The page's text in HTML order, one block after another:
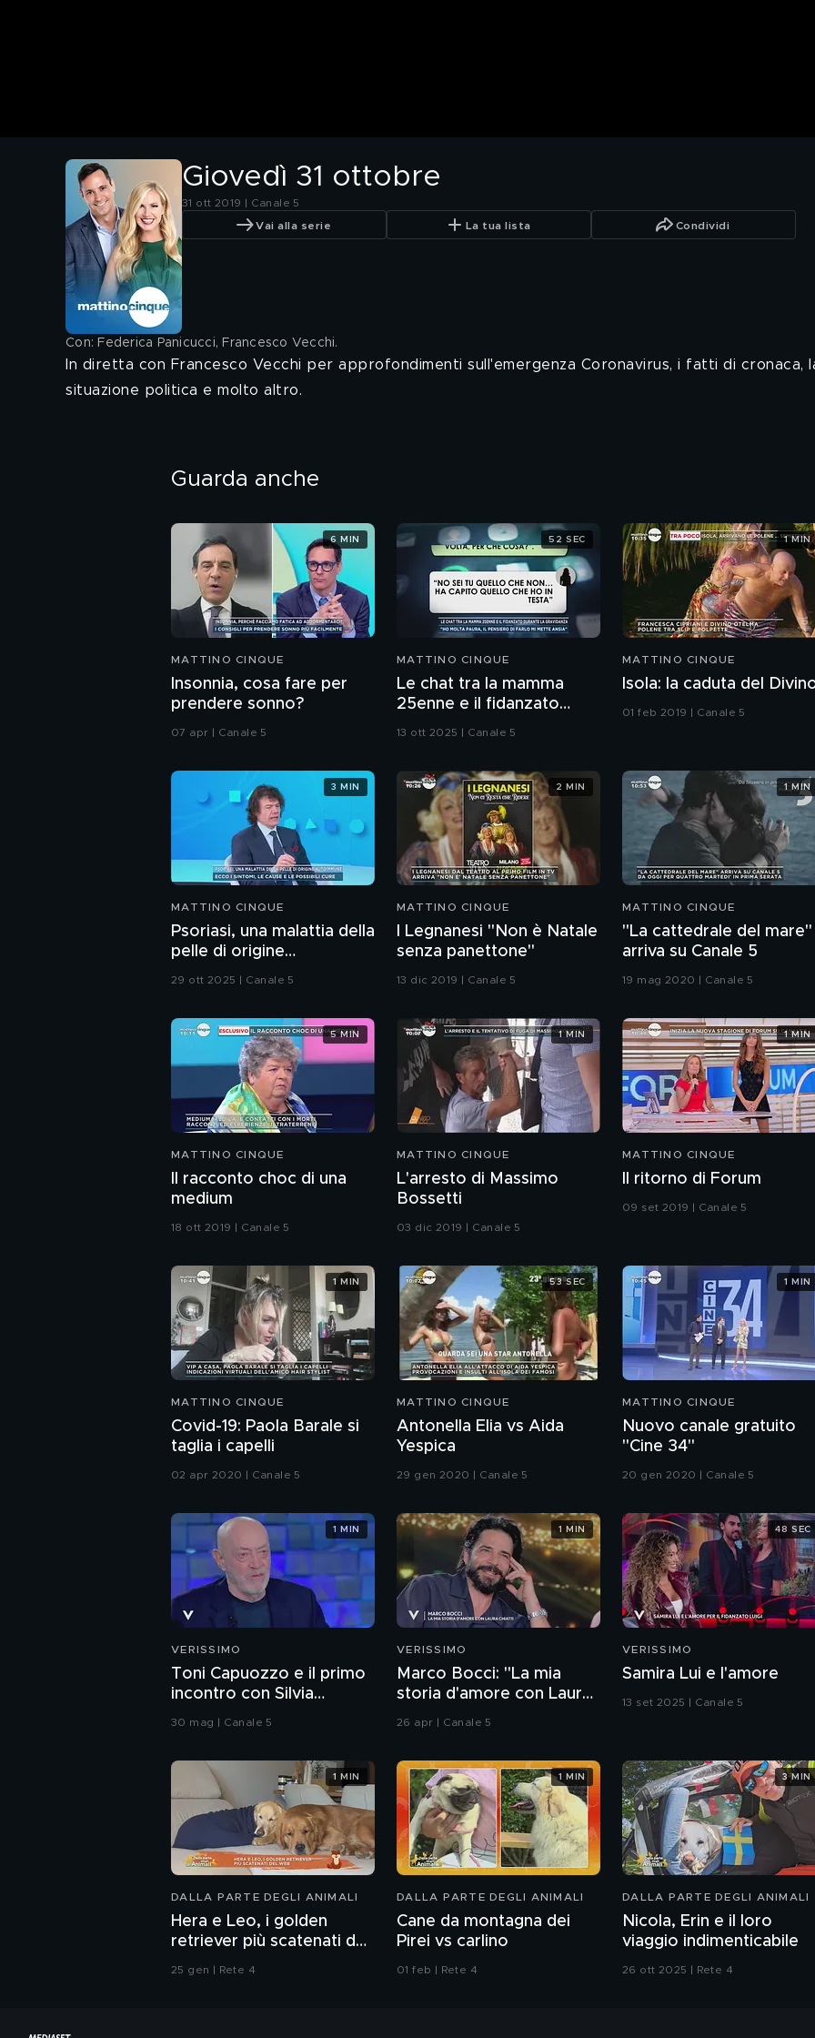
Giovedì 31 ottobre
31 ott 2019 | Canale 5
Vai alla serie La tua lista Condividi
Con: Federica Panicucci, Francesco Vecchi.
In diretta con Francesco Vecchi per approfondimenti sull'emergenza Coronavirus, i fatti di cronaca,
situazione politica e molto altro.
Guarda anche
MATTINO CINQUE
Insonnia, cosa fare per
prendere sonno?
07 apr | Canale 5
6 MIN
MATTINO CINQUE
Le chat tra la mamma
25enne e il fidanzato
durante la gravidanza
13 ott 2025 | Canale 5
52 SEC
MATTINO CINQUE
Isola: la caduta del
01 feb 2019 | Canale 5
1 MIN
MATTINO CINQUE
Psoriasi, una malattia della
pelle di origine
autoimmune
29 ott 2025 | Canale 5
3 MIN
MATTINO CINQUE
I Legnanesi "Non è Natale
senza panettone"
13 dic 2019 | Canale 5
2 MIN
MATTINO CINQUE
"La cattedrale del mare"
arriva su Canale 5
19 mag 2020 | Canale 5
1 MIN
MATTINO CINQUE
Il racconto choc di una
medium
18 ott 2019 | Canale 5
5 MIN
MATTINO CINQUE
L'arresto di Massimo
Bossetti
03 dic 2019 | Canale 5
1 MIN
MATTINO CINQUE
Il ritorno di Forum
09 set 2019 | Canale 5
1 MIN
MATTINO CINQUE
Covid-19: Paola Barale si
taglia i capelli
02 apr 2020 | Canale 5
1 MIN
MATTINO CINQUE
Antonella Elia vs Aida
Yespica
29 gen 2020 | Canale 5
53 SEC
MATTINO CINQUE
Nuovo canale gratuito
"Cine 34"
20 gen 2020 | Canale 5
1 MIN
VERISSIMO
Toni Capuozzo e il primo
incontro con Silvia
Toffanin
30 mag | Canale 5
1 MIN
VERISSIMO
Marco Bocci: "La mia
storia d'amore con Laura
Chiatti"
26 apr | Canale 5
1 MIN
VERISSIMO
Samira Lui e l'amore
13 set 2025 | Canale 5
48 SEC
DALLA PARTE DEGLI ANIMALI
Hera e Leo, i golden
retriever più scatenati del
25 gen | Rete 4
1 MIN
DALLA PARTE DEGLI ANIMALI
Cane da montagna dei
Pirei vs carlino
01 feb | Rete 4
1 MIN
DALLA PARTE DEGLI ANIMALI
Nicola, Erin e il loro
viaggio indimenticabile
26 ott 2025 | Rete 4
3 MIN